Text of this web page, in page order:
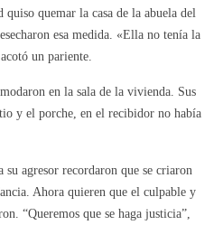
quiso quemar la casa de la abuela del
esa medida. «Ella no tenía la
un pariente.
en la sala de la vivienda. Sus
y el porche, en el recibidor no había
agresor recordaron que se criaron
Ahora quieren que el culpable y
“Queremos que se haga justicia”,